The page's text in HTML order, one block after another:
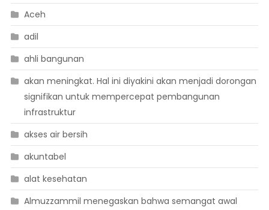
Aceh
adil
ahli bangunan
akan meningkat. Hal ini diyakini akan menjadi dorongan
signifikan untuk mempercepat pembangunan
infrastruktur
akses air bersih
akuntabel
alat kesehatan
Almuzzammil menegaskan bahwa semangat awal